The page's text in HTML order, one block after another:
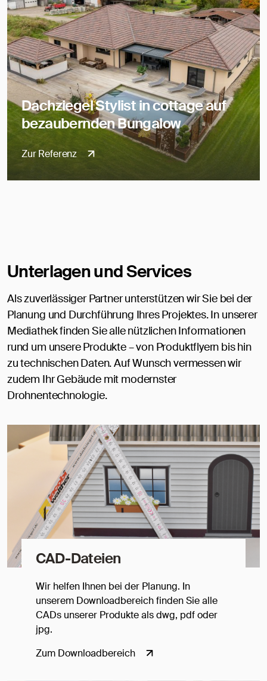
Dachziegel Stylist in cottage auf
bezaubernden Bungalow
Zur Referenz
Unterlagen und Services
Als zuverlässiger Partner unterstützen wir Sie bei der
Planung und Durchführung Ihres Projektes. In unserer
Mediathek finden Sie alle nützlichen Informationen
rund um unsere Produkte – von Produktflyern bis hin
zu technischen Daten. Auf Wunsch vermessen wir
zudem Ihr Gebäude mit modernster
Drohnentechnologie.
CAD-Dateien
Wir helfen Ihnen bei der Planung. In
unserem Downloadbereich finden Sie alle
CADs unserer Produkte als dwg, pdf oder
jpg.
Zum Downloadbereich